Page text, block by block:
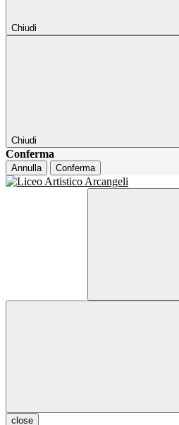
Chiudi
Chiudi
Conferma
Annulla Conferma
close